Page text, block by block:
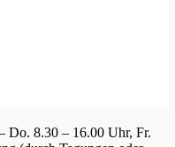
Do. 8.30 – 16.00 Uhr, Fr.